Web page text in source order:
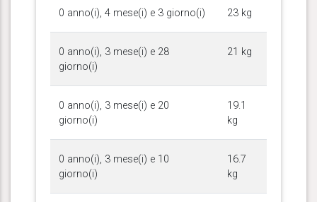
0 anno(i), 4 mese(i) e 3 giorno(i) 23 kg
0 anno(i), 3 mese(i) e 28
giorno(i)
21 kg
0 anno(i), 3 mese(i) e 20
giorno(i)
19.1
kg
0 anno(i), 3 mese(i) e 10
giorno(i)
16.7
kg